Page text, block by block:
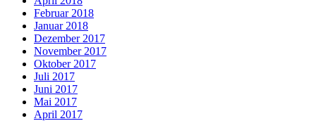
Februar 2018
Januar 2018
Dezember 2017
November 2017
Oktober 2017
Juli 2017
Juni 2017
Mai 2017
April 2017